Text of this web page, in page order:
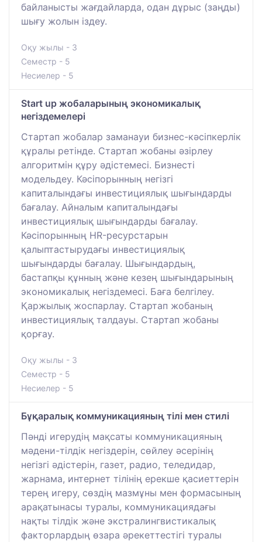
байланысты жағдайларда, одан дұрыс (заңды)
шығу жолын іздеу.
Оқу жылы - 3
Семестр - 5
Несиелер - 5
Start up жобаларының экономикалық
негіздемелері
Стартап жобалар заманауи бизнес-кәсіпкерлік
құралы ретінде. Стартап жобаны әзірлеу
алгоритмін құру әдістемесі. Бизнесті
модельдеу. Кәсіпорынның негізгі
капиталындағы инвестициялық шығындарды
бағалау. Айналым капиталындағы
инвестициялық шығындарды бағалау.
Кәсіпорынның HR-ресурстарын
қалыптастырудағы инвестициялық
шығындарды бағалау. Шығындардың,
бастапқы құнның және кезең шығындарының
экономикалық негіздемесі. Баға белгілеу.
Қаржылық жоспарлау. Стартап жобаның
инвестициялық талдауы. Стартап жобаны
қорғау.
Оқу жылы - 3
Семестр - 5
Несиелер - 5
Бұқаралық коммуникацияның тілі мен стилі
Пәнді игерудің мақсаты коммуникацияның
мәдени-тілдік негіздерін, сөйлеу әсерінің
негізгі әдістерін, газет, радио, теледидар,
жарнама, интернет тілінің ерекше қасиеттерін
терең игеру, сөздің мазмұны мен формасының
арақатынасы туралы, коммуникациядағы
нақты тілдік және экстралингвистикалық
факторлардың өзара әрекеттестігі туралы